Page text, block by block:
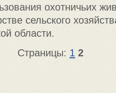
охотничьих
сельского
области.
Страницы: 1 2